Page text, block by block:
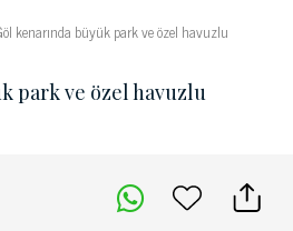
kenarında büyük park ve özel havuzlu
park ve özel havuzlu